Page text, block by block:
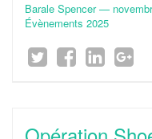
Barale Spencer—
Évènements 2025